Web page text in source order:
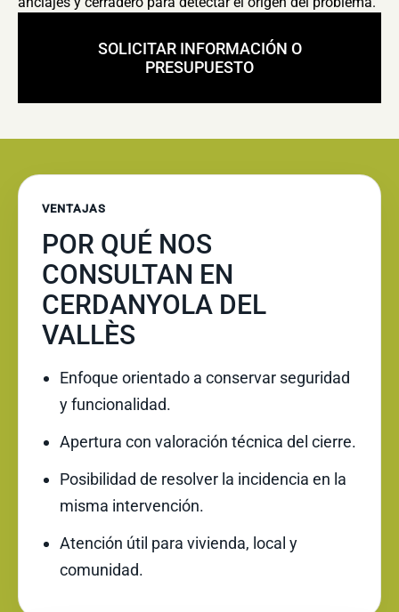
SOLICITAR INFORMACIÓN O
PRESUPUESTO
VENTAJAS
POR QUÉ NOS
CONSULTAN EN
CERDANYOLA DEL
VALLÈS
Enfoque orientado a conservar seguridad
y funcionalidad.
Apertura con valoración técnica del cierre.
Posibilidad de resolver la incidencia en la
misma intervención.
Atención útil para vivienda, local y
comunidad.